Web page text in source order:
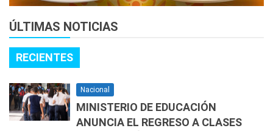
ÚLTIMAS NOTICIAS
RECIENTES
Nacional
MINISTERIO DE EDUCACIÓN
ANUNCIA EL REGRESO A CLASES